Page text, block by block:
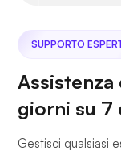
SUPPORTO
giorni su
Gestisci qualsiasi